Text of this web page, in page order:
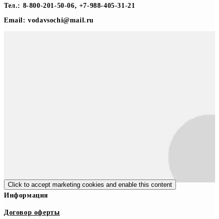
Тел.: 8-800-201-50-06, +7-988-405-31-21
Email: vodavsochi@mail.ru
Click to accept marketing cookies and enable this content
Информация
Договор оферты